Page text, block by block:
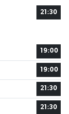
21:30
19:00
19:00
21:30
21:30